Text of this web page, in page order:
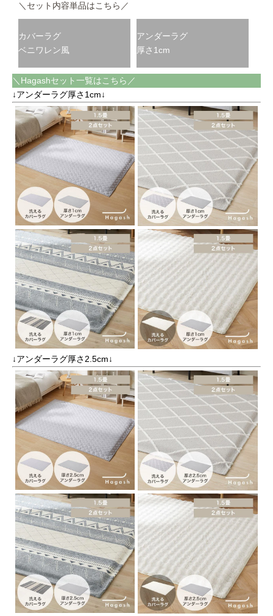
＼セット内容単品はこちら／
カバーラグ
ベニワレン風
アンダーラグ
厚さ1cm
＼Hagashセット一覧はこちら／
↓アンダーラグ厚さ1cm↓
↓アンダーラグ厚さ2.5cm↓